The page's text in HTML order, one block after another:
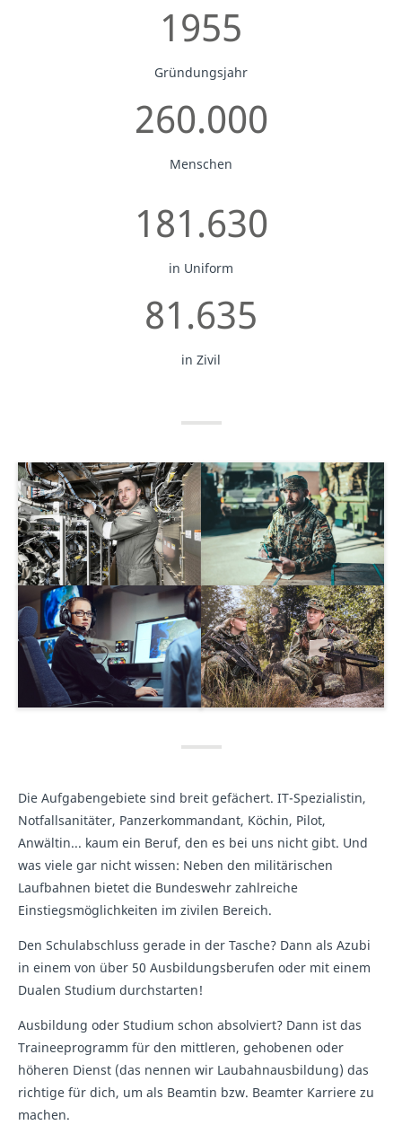
1955
Gründungsjahr
260.000
Menschen
181.630
in Uniform
81.635
in Zivil
Die Aufgabengebiete sind breit gefächert. IT-Spezialistin,
Notfallsanitäter, Panzerkommandant, Köchin, Pilot,
Anwältin... kaum ein Beruf, den es bei uns nicht gibt. Und
was viele gar nicht wissen: Neben den militärischen
Laufbahnen bietet die Bundeswehr zahlreiche
Einstiegsmöglichkeiten im zivilen Bereich.
Den Schulabschluss gerade in der Tasche? Dann als Azubi
in einem von über 50 Ausbildungsberufen oder mit einem
Dualen Studium durchstarten!
Ausbildung oder Studium schon absolviert? Dann ist das
Traineeprogramm für den mittleren, gehobenen oder
höheren Dienst (das nennen wir Laubahnausbildung) das
richtige für dich, um als Beamtin bzw. Beamter Karriere zu
machen.